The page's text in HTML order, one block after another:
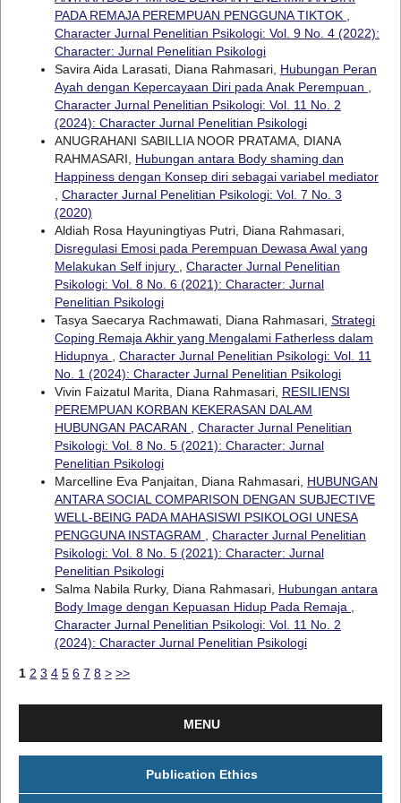
PADA REMAJA PEREMPUAN PENGGUNA TIKTOK ,
Character Jurnal Penelitian Psikologi: Vol. 9 No. 4 (2022):
Character: Jurnal Penelitian Psikologi
Savira Aida Larasati, Diana Rahmasari, Hubungan Peran
Ayah dengan Kepercayaan Diri pada Anak Perempuan ,
Character Jurnal Penelitian Psikologi: Vol. 11 No. 2
(2024): Character Jurnal Penelitian Psikologi
ANUGRAHANI SABILLIA NOOR PRATAMA, DIANA
RAHMASARI, Hubungan antara Body shaming dan
Happiness dengan Konsep diri sebagai variabel mediator
, Character Jurnal Penelitian Psikologi: Vol. 7 No. 3
(2020)
Aldiah Rosa Hayuningtiyas Putri, Diana Rahmasari,
Disregulasi Emosi pada Perempuan Dewasa Awal yang
Melakukan Self injury , Character Jurnal Penelitian
Psikologi: Vol. 8 No. 6 (2021): Character: Jurnal
Penelitian Psikologi
Tasya Saecarya Rachmawati, Diana Rahmasari, Strategi
Coping Remaja Akhir yang Mengalami Fatherless dalam
Hidupnya , Character Jurnal Penelitian Psikologi: Vol. 11
No. 1 (2024): Character Jurnal Penelitian Psikologi
Vivin Faizatul Marita, Diana Rahmasari, RESILIENSI
PEREMPUAN KORBAN KEKERASAN DALAM
HUBUNGAN PACARAN , Character Jurnal Penelitian
Psikologi: Vol. 8 No. 5 (2021): Character: Jurnal
Penelitian Psikologi
Marcelline Eva Panjaitan, Diana Rahmasari, HUBUNGAN
ANTARA SOCIAL COMPARISON DENGAN SUBJECTIVE
WELL-BEING PADA MAHASISWI PSIKOLOGI UNESA
PENGGUNA INSTAGRAM , Character Jurnal Penelitian
Psikologi: Vol. 8 No. 5 (2021): Character: Jurnal
Penelitian Psikologi
Salma Nabila Rurky, Diana Rahmasari, Hubungan antara
Body Image dengan Kepuasan Hidup Pada Remaja ,
Character Jurnal Penelitian Psikologi: Vol. 11 No. 2
(2024): Character Jurnal Penelitian Psikologi
1 2 3 4 5 6 7 8 > >>
MENU
Publication Ethics